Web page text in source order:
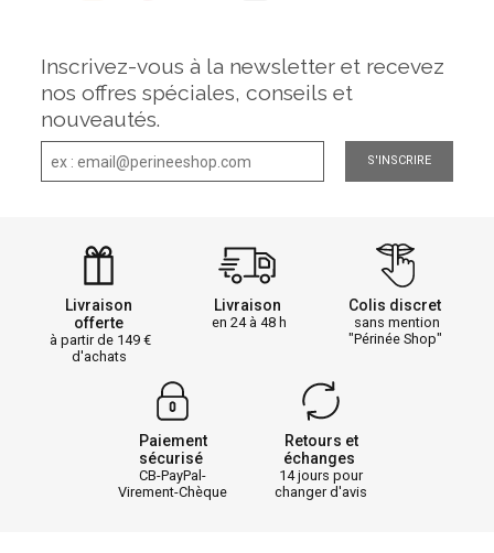
Inscrivez-vous à la newsletter et recevez
nos offres spéciales, conseils et
nouveautés.
S'INSCRIRE
Livraison
offerte
à partir de 149
d'achats
Livraison
en 24 à 48 h
Colis discret
sans mention
"Périnée Shop"
Paiement
sécurisé
CB-PayPal-
Virement-Chèque
Retours et
échanges
14 jours pour
changer d'avis